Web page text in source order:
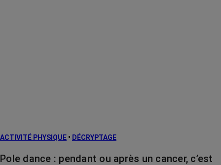
ACTIVITÉ PHYSIQUE • DÉCRYPTAGE
Pole dance : pendant ou après un cancer, c’est